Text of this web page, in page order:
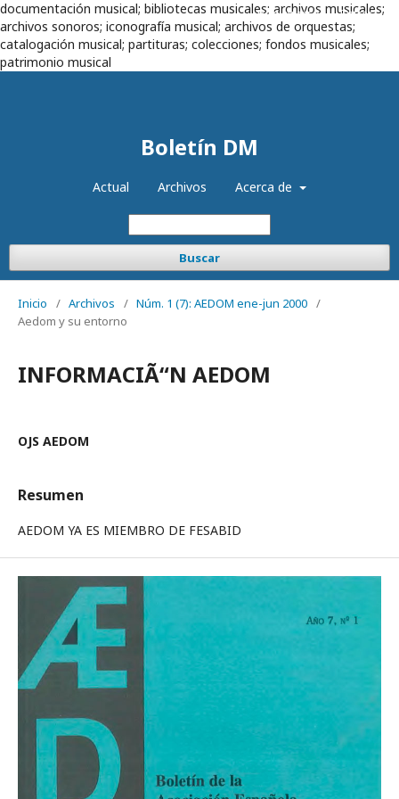
documentación musical; bibliotecas musicales; archivos musicales;
archivos sonoros; iconografía musical; archivos de orquestas;
catalogación musical; partituras; colecciones; fondos musicales;
patrimonio musical
Boletín DM
Actual Archivos Acerca de
Buscar
Registrarse Entrar
Inicio / Archivos / Núm. 1 (7): AEDOM ene-jun 2000 /
Aedom y su entorno
INFORMACIÃ“N AEDOM
OJS AEDOM
Resumen
AEDOM YA ES MIEMBRO DE FESABID